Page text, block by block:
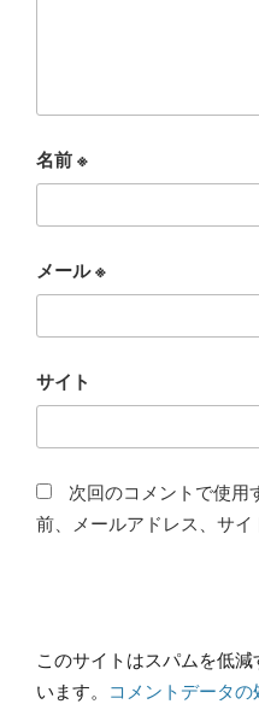
名前※
メール※
サイト
次回のコメントで使用
前、メールアドレス、サイ
このサイトはスパムを低
います。 コメントデータ